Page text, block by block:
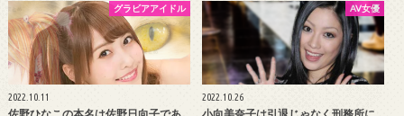
グラビアアイドル
2022.10.11
AV女優
2022.10.26